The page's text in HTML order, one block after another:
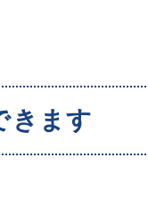
きます